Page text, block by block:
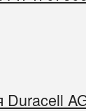
Duracell